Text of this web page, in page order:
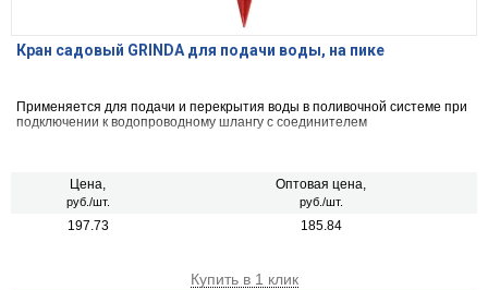
Кран садовый GRINDA для подачи воды, на пике
Применяется для подачи и перекрытия воды в поливочной системе при
подключении к водопроводному шлангу с соединителем
Цена,
руб./шт.
Оптовая цена,
руб./шт.
197.73 185.84
Купить в 1 клик